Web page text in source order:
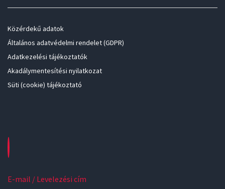
Közérdekű adatok
Általános adatvédelmi rendelet (GDPR)
Adatkezelési tájékoztatók
Akadálymentesítési nyilatkozat
Süti (cookie) tájékoztató
E-mail / Levelezési cím